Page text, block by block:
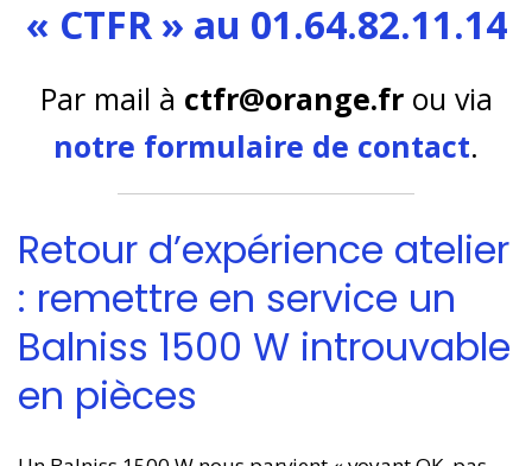
« CTFR » au 01.64.82.11.14
Par mail à ctfr@orange.frou via
notre formulaire de contact.
Retour d’expérience atelier
: remettre en service un
Balniss 1500 W introuvable
en pièces